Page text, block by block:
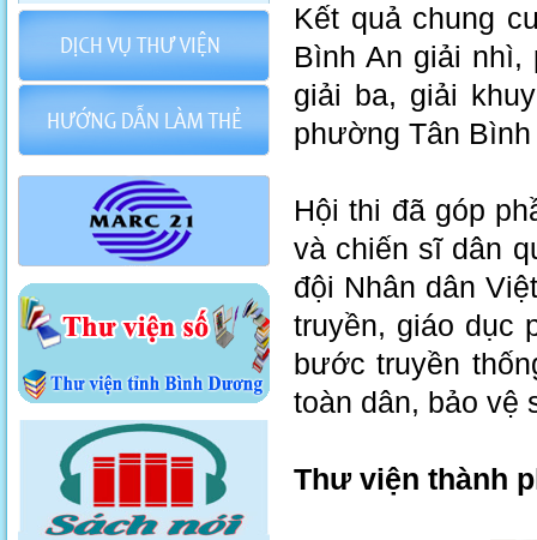
Kết quả chung
Bình An giải
giải ba, giải
phường Tân
Hội thi đã góp
và chiến sĩ dân
đội Nhân dân
truyền, giáo dục
bước truyền
toàn dân, bảo vệ
Thư viện thành